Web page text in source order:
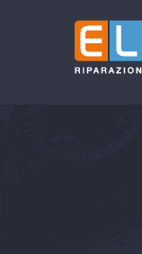
contenuto